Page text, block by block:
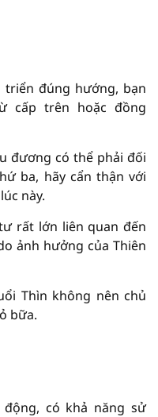
triển đúng hướng, bạn
cấp trên hoặc đồng
đương có thể phải đối
ba, hãy cẩn thận với
này.
rất lớn liên quan đến
ảnh hưởng của Thiên
Thìn không nên chủ
bữa.
có khả năng sử